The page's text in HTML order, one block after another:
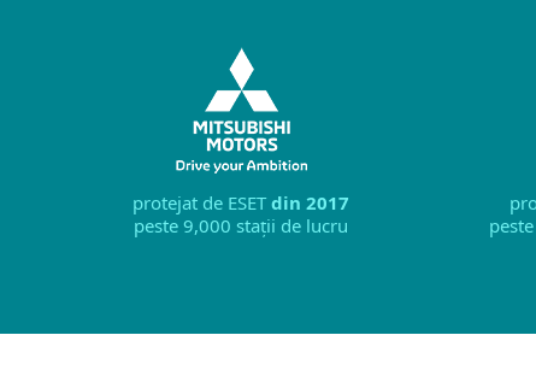
protejat de ESET din 2017
peste 9,000 stații de lucru